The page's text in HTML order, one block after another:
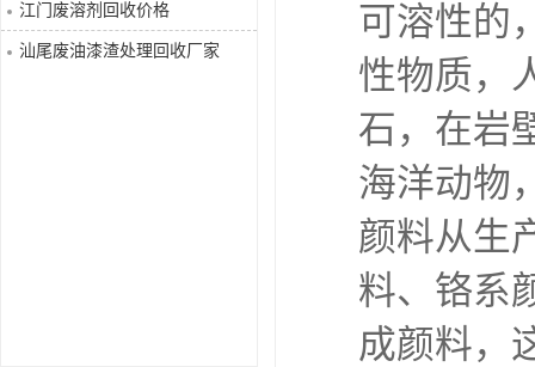
废溶剂回收
江门废溶剂回收价格
汕尾废油漆渣处理回收厂家
可溶性的
性物质，
石，在岩
海洋动物
颜料从生
料、铬系
成颜料，